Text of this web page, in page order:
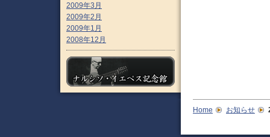
2009年3月
2009年2月
2009年1月
2008年12月
Home お知らせ